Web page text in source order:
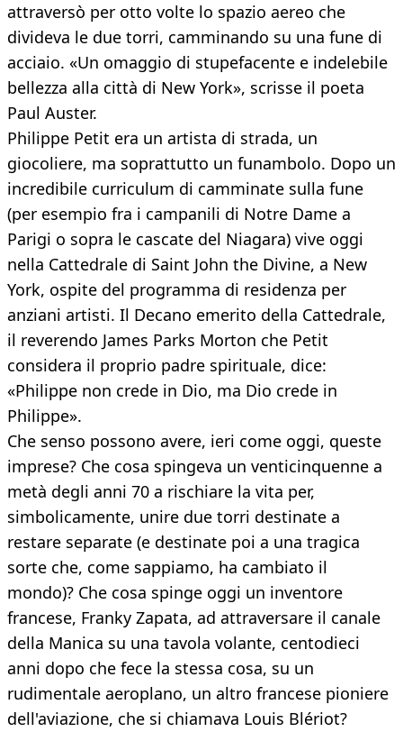
attraversò per otto volte lo spazio aereo che
divideva le due torri, camminando su una fune di
acciaio. «Un omaggio di stupefacente e indelebile
bellezza alla città di New York», scrisse il poeta
Paul Auster.
Philippe Petit era un artista di strada, un
giocoliere, ma soprattutto un funambolo. Dopo un
incredibile curriculum di camminate sulla fune
(per esempio fra i campanili di Notre Dame a
Parigi o sopra le cascate del Niagara) vive oggi
nella Cattedrale di Saint John the Divine, a New
York, ospite del programma di residenza per
anziani artisti. Il Decano emerito della Cattedrale,
il reverendo James Parks Morton che Petit
considera il proprio padre spirituale, dice:
«Philippe non crede in Dio, ma Dio crede in
Philippe».
Che senso possono avere, ieri come oggi, queste
imprese? Che cosa spingeva un venticinquenne a
metà degli anni 70 a rischiare la vita per,
simbolicamente, unire due torri destinate a
restare separate (e destinate poi a una tragica
sorte che, come sappiamo, ha cambiato il
mondo)? Che cosa spinge oggi un inventore
francese, Franky Zapata, ad attraversare il canale
della Manica su una tavola volante, centodieci
anni dopo che fece la stessa cosa, su un
rudimentale aeroplano, un altro francese pioniere
dell'aviazione, che si chiamava Louis Blériot?